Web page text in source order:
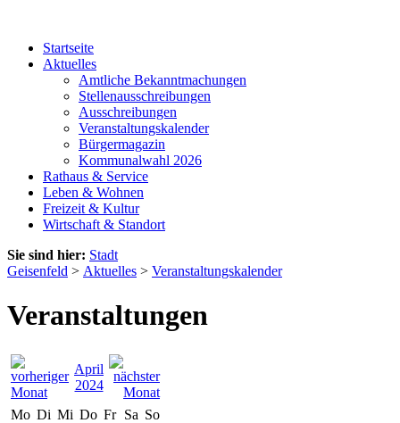
Startseite
Aktuelles
Amtliche Bekanntmachungen
Stellenausschreibungen
Ausschreibungen
Veranstaltungskalender
Bürgermagazin
Kommunalwahl 2026
Rathaus & Service
Leben & Wohnen
Freizeit & Kultur
Wirtschaft & Standort
Sie sind hier: Stadt
Geisenfeld > Aktuelles > Veranstaltungskalender
Veranstaltungen
April
2024
Mo Di Mi Do Fr Sa So